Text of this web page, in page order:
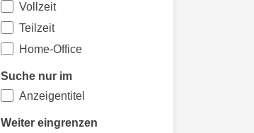
Vollzeit
Teilzeit
Home-Office
Suche nur im
Anzeigentitel
Weiter eingrenzen